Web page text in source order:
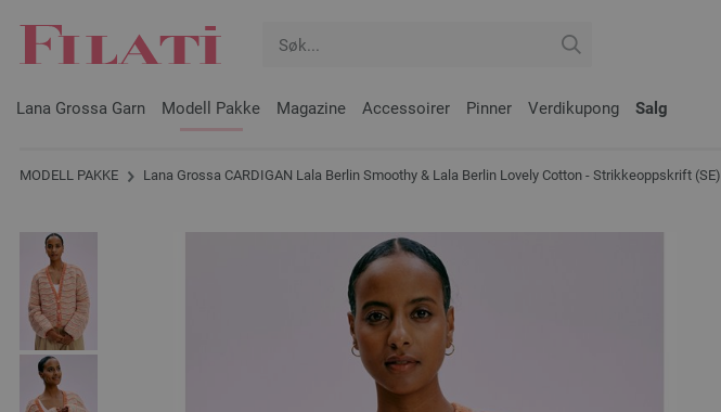
Lana Grossa Garn Modell Pakke Magazine Accessoirer Pinner Verdikupong Salg
MODELL PAKKE Lana Grossa CARDIGAN Lala Berlin Smoothy & Lala Berlin Lovely Cotton - Strikkeoppskrift (SE)